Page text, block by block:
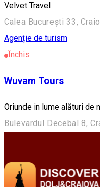
Velvet Travel
Calea București 33,
Agenție de turism
Închis
Wuvam Tours
Oriunde in lume alături de
Bulevardul Decebal 8,